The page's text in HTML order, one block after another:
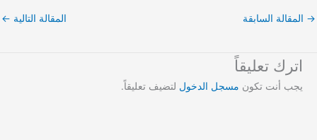
→ المقالة السابقة المقالة التالية ←
اترك تعليقاً
يجب أنت تكون مسجل الدخول لتضيف تعليقاً.